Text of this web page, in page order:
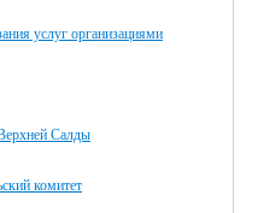
услуг организациями
Салды
комитет